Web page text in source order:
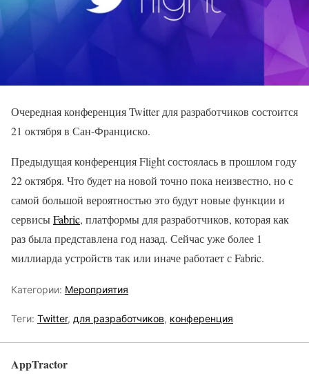
Очередная конференция Twitter для разработчиков состоится
21 октября в Сан-Франциско.
Предыдущая конференция Flight состоялась в прошлом году
22 октября. Что будет на новой точно пока неизвестно, но с
самой большой вероятностью это будут новые функции и
сервисыFabric, платформы для разработчиков, которая как
раз была представлена год назад. Сейчас уже более 1
миллиарда устройств так или иначе работает с Fabric.
Категории: Мероприятия
Теги: Twitter, для разработчиков, конференция
AppTractor